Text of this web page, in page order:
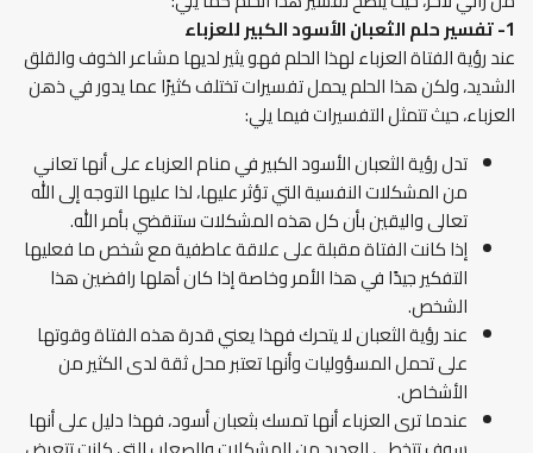
1- تفسير حلم الثعبان الأسود الكبيرللعزباء
عند رؤية الفتاة العزباء لهذا الحلم فهو يثير لديها مشاعر الخوف والقلق
الشديد، ولكن هذا الحلم يحمل تفسيرات تختلف كثيرًا عما يدور في ذهن
العزباء، حيث تتمثل التفسيرات فيما يلي:
تدل رؤية الثعبان الأسود الكبير في منام العزباء على أنها تعاني
من المشكلات النفسية التي تؤثر عليها، لذا عليها التوجه إلى الله
تعالى واليقين بأن كل هذه المشكلات ستنقضي بأمر الله.
إذا كانت الفتاة مقبلة على علاقة عاطفية مع شخص ما فعليها
التفكير جيدًا في هذا الأمر وخاصة إذا كان أهلها رافضين هذا
الشخص.
عند رؤية الثعبان لا يتحرك فهذا يعني قدرة هذه الفتاة وقوتها
على تحمل المسؤوليات وأنها تعتبر محل ثقة لدى الكثير من
الأشخاص.
عندما ترى العزباء أنها تمسك بثعبان أسود، فهذا دليل على أنها